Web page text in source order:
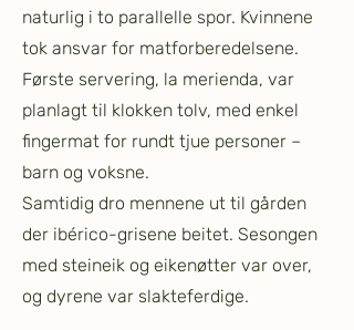
naturlig i to parallelle spor. Kvinnene
tok ansvar for matforberedelsene.
Første servering, la merienda, var
planlagt til klokken tolv, med enkel
fingermat for rundt tjue personer –
barn og voksne.
Samtidig dro mennene ut til gården
der ibérico-grisene beitet. Sesongen
med steineik og eikenøtter var over,
og dyrene var slakteferdige.